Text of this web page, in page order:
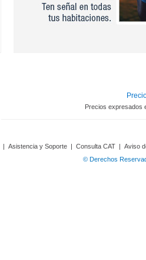
Precios expresados
| Asistencia y Soporte | Consulta CAT | Aviso
© Derechos